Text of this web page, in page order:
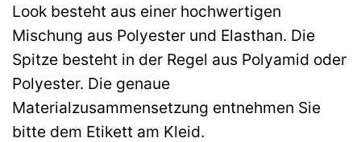
Look besteht aus einer hochwertigen
Mischung aus Polyester und Elasthan. Die
Spitze besteht in der Regel aus Polyamid oder
Polyester. Die genaue
Materialzusammensetzung entnehmen Sie
bitte dem Etikett am Kleid.